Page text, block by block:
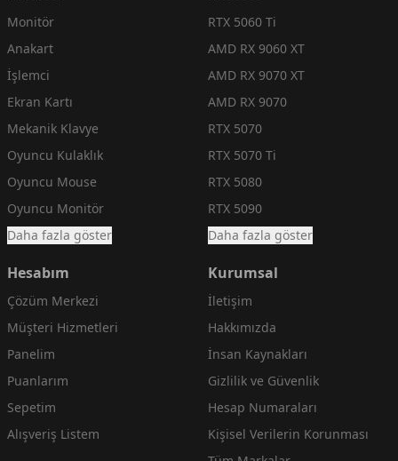
Monitör
Anakart
İşlemci
Ekran Kartı
Mekanik Klavye
Oyuncu Kulaklık
Oyuncu Mouse
Oyuncu Monitör
Daha fazla göster
RTX 5060 Ti
AMD RX 9060 XT
AMD RX 9070 XT
AMD RX 9070
RTX 5070
RTX 5070 Ti
RTX 5080
RTX 5090
Daha fazla göster
Hesabım
Çözüm Merkezi
Müşteri Hizmetleri
Panelim
Puanlarım
Sepetim
Alışveriş Listem
Kurumsal
İletişim
Hakkımızda
İnsan Kaynakları
Gizlilik ve Güvenlik
Hesap Numaraları
Kişisel Verilerin Korunması